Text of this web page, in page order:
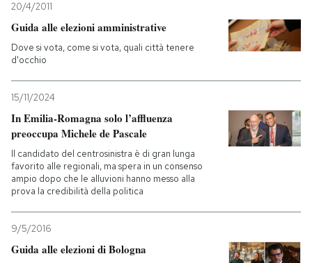
20/4/2011
Guida alle elezioni amministrative
Dove si vota, come si vota, quali città tenere
d'occhio
15/11/2024
In Emilia-Romagna solo l’affluenza
preoccupa Michele de Pascale
Il candidato del centrosinistra è di gran lunga
favorito alle regionali, ma spera in un consenso
ampio dopo che le alluvioni hanno messo alla
prova la credibilità della politica
9/5/2016
Guida alle elezioni di Bologna